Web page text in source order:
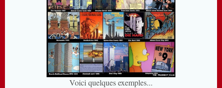
Voici quelques exemples...